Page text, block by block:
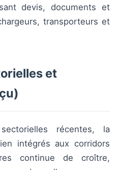
devis, documents et
transporteurs et
et
récentes, la
intégrés aux corridors
continue de croître,